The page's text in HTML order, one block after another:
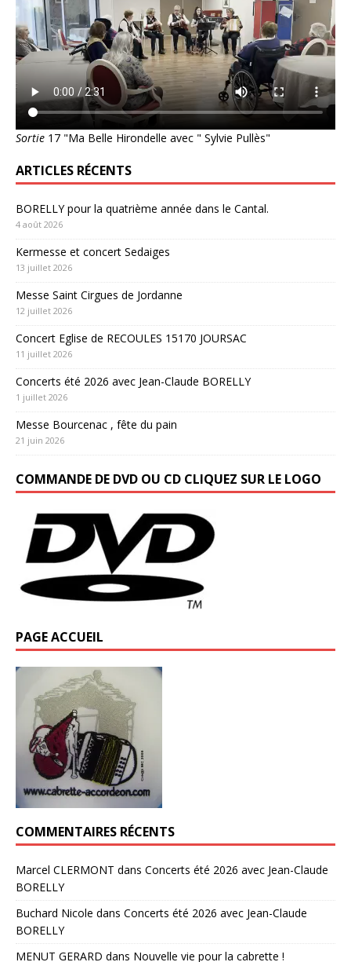
Sortie 17 "Ma Belle Hirondelle avec " Sylvie Pullès"
ARTICLES RÉCENTS
BORELLY pour la quatrième année dans le Cantal.
4 août 2026
Kermesse et concert Sedaiges
13 juillet 2026
Messe Saint Cirgues de Jordanne
12 juillet 2026
Concert Eglise de RECOULES 15170 JOURSAC
11 juillet 2026
Concerts été 2026 avec Jean-Claude BORELLY
1 juillet 2026
Messe Bourcenac , fête du pain
21 juin 2026
COMMANDE DE DVD OU CD CLIQUEZ SUR LE LOGO
PAGE ACCUEIL
COMMENTAIRES RÉCENTS
Marcel CLERMONT dans Concerts été 2026 avec Jean-Claude
BORELLY
Buchard Nicole dans Concerts été 2026 avec Jean-Claude
BORELLY
MENUT GERARD dans Nouvelle vie pour la cabrette !